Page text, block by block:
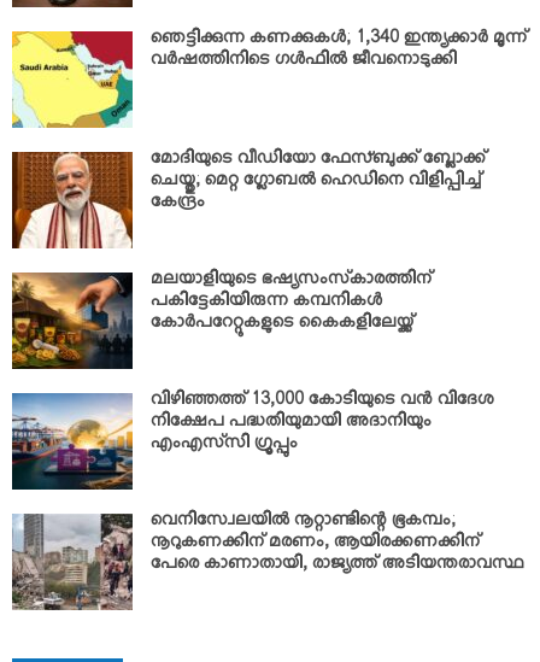
ഞെട്ടിക്കുന്ന കണക്കുകള്‍; 1,340 ഇന്ത്യക്കാര്‍ മൂന്ന്
വര്‍ഷത്തിനിടെ ഗള്‍ഫില്‍ ജീവനൊടുക്കി
മോദിയുടെ വീഡിയോ ഫേസ്ബുക്ക് ബ്ലോക്ക്
ചെയ്തു; മെറ്റ ഗ്ലോബല്‍ ഹെഡിനെ വിളിപ്പിച്ച്
കേന്ദ്രം
മലയാളിയുടെ ഭഷ്യസംസ്‌കാരത്തിന്
പകിട്ടേകിയിരുന്ന കമ്പനികള്‍
കോര്‍പറേറ്റുകളുടെ കൈകളിലേയ്ക്ക്
വിഴിഞ്ഞത്ത് 13,000 കോടിയുടെ വന്‍ വിദേശ
നിക്ഷേപ പദ്ധതിയുമായി അദാനിയും
എംഎസ്‌സി ഗ്രൂപ്പും
വെനിസ്വേലയില്‍ നൂറ്റാണ്ടിന്റെ ഭൂകമ്പം;
നൂറുകണക്കിന് മരണം, ആയിരക്കണക്കിന്
പേരെ കാണാതായി, രാജ്യത്ത് അടിയന്തരാവസ്ഥ